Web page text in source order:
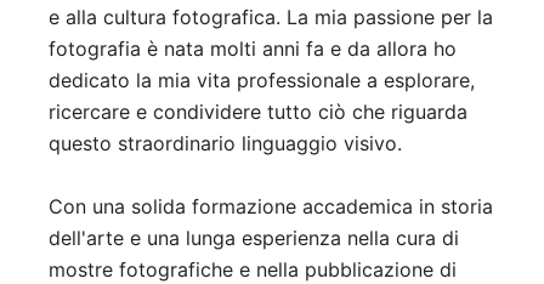
e alla cultura fotografica. La mia passione per la
fotografia è nata molti anni fa e da allora ho
dedicato la mia vita professionale a esplorare,
ricercare e condividere tutto ciò che riguarda
questo straordinario linguaggio visivo.
Con una solida formazione accademica in storia
dell'arte e una lunga esperienza nella cura di
mostre fotografiche e nella pubblicazione di